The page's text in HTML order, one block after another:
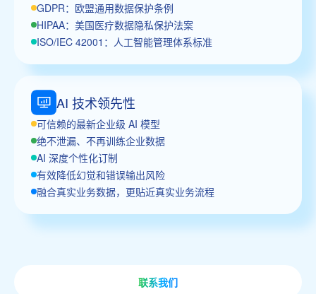
GDPR：欧盟通用数据保护条例
HIPAA：美国医疗数据隐私保护法案
ISO/IEC 42001：人工智能管理体系标准
AI 技术领先性
可信赖的最新企业级 AI 模型
绝不泄漏、不再训练企业数据
AI 深度个性化订制
有效降低幻觉和错误输出风险
融合真实业务数据，更贴近真实业务流程
联系我们